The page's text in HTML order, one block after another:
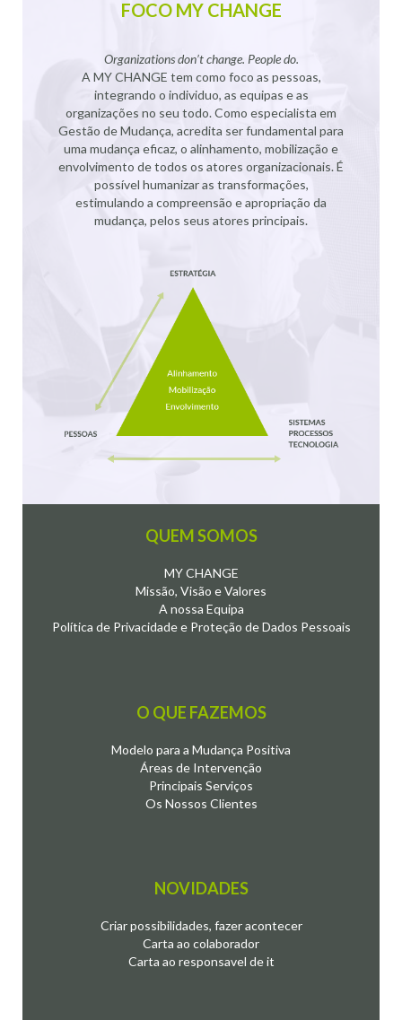
FOCO MY CHANGE
Organizations don’t change. People do.
A MY CHANGE tem como foco as pessoas,
integrando o individuo, as equipas e as
organizações no seu todo. Como especialista em
Gestão de Mudança, acredita ser fundamental para
uma mudança eficaz, o alinhamento, mobilização e
envolvimento de todos os atores organizacionais. É
possível humanizar as transformações,
estimulando a compreensão e apropriação da
mudança, pelos seus atores principais.
QUEM SOMOS
MY CHANGE
Missão, Visão e Valores
A nossa Equipa
Política de Privacidade e Proteção de Dados Pessoais
O QUE FAZEMOS
Modelo para a Mudança Positiva
Áreas de Intervenção
Principais Serviços
Os Nossos Clientes
NOVIDADES
Criar possibilidades, fazer acontecer
Carta ao colaborador
Carta ao responsavel de it